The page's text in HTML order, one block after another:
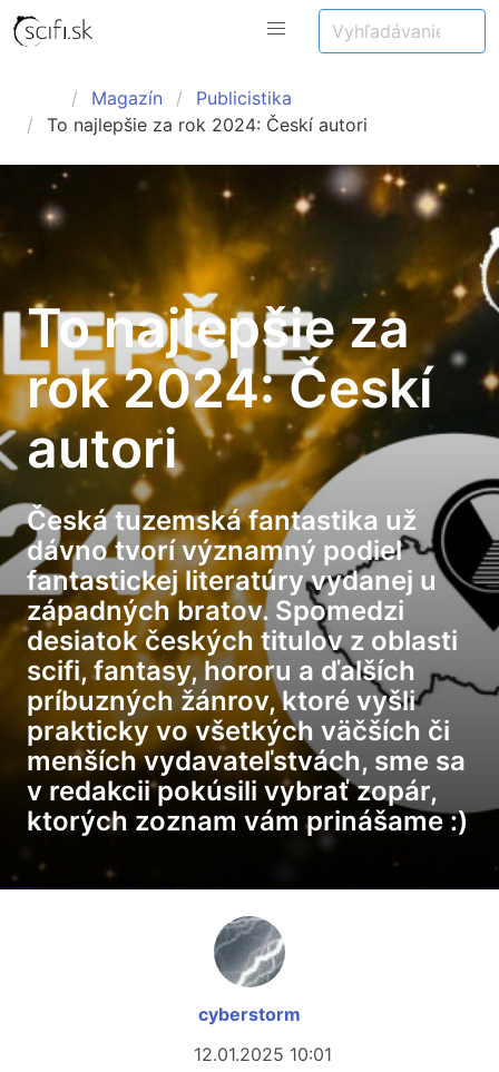
Magazín
Publicistika
To najlepšie za rok 2024: Českí autori
To najlepšie za
rok 2024: Českí
autori
Česká tuzemská fantastika už
dávno tvorí významný podiel
fantastickej literatúry vydanej u
západných bratov. Spomedzi
desiatok českých titulov z oblasti
scifi, fantasy, hororu a ďalších
príbuzných žánrov, ktoré vyšli
prakticky vo všetkých väčších či
menších vydavateľstvách, sme sa
v redakcii pokúsili vybrať zopár,
ktorých zoznam vám prinášame :)
cyberstorm
12.01.2025 10:01